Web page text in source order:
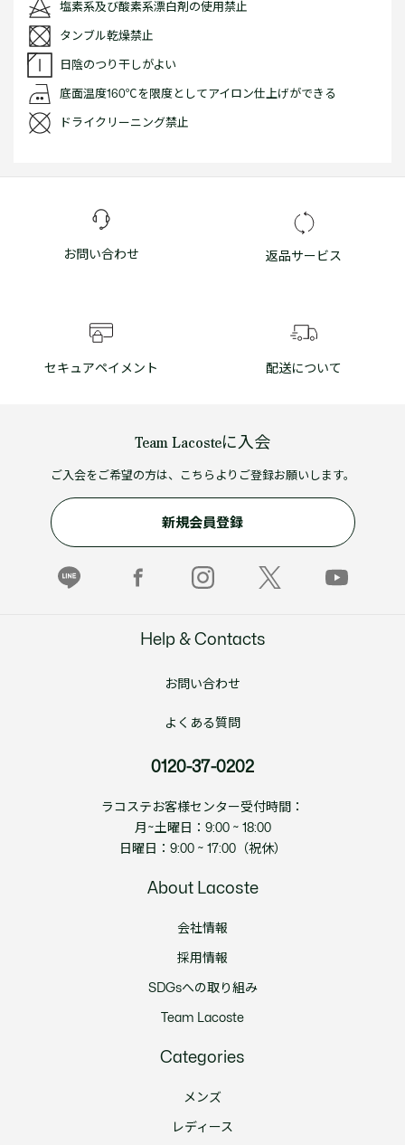
塩素系及び酸素系漂白剤の使用禁止
タンブル乾燥禁止
日陰のつり干しがよい
底面温度160℃を限度としてアイロン仕上げができる
ドライクリーニング禁止
お問い合わせ 返品サービス
セキュアペイメント 配送について
Team Lacosteに入会
ご入会をご希望の方は、こちらよりご登録お願いします。
新規会員登録
Help & Contacts
お問い合わせ
よくある質問
0120-37-0202
ラコステお客様センター受付時間：
月~土曜日：9:00 ~ 18:00
日曜日：9:00 ~ 17:00（祝休）
About Lacoste
会社情報
採用情報
SDGsへの取り組み
Team Lacoste
Categories
メンズ
レディース